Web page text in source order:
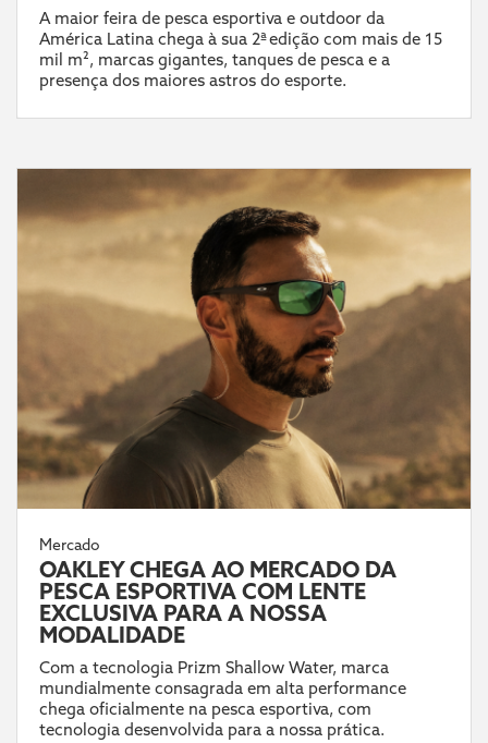
A maior feira de pesca esportiva e outdoor da
América Latina chega à sua 2ª edição com mais de 15
mil m², marcas gigantes, tanques de pesca e a
presença dos maiores astros do esporte.
Mercado
OAKLEY CHEGA AO MERCADO DA
PESCA ESPORTIVA COM LENTE
EXCLUSIVA PARA A NOSSA
MODALIDADE
Com a tecnologia Prizm Shallow Water, marca
mundialmente consagrada em alta performance
chega oficialmente na pesca esportiva, com
tecnologia desenvolvida para a nossa prática.